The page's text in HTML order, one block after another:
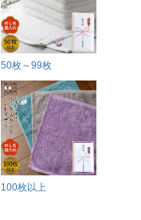
50枚～99枚
100枚以上